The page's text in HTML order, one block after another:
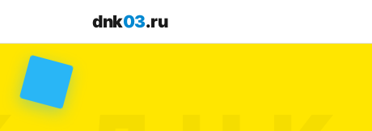
dnk03.ru